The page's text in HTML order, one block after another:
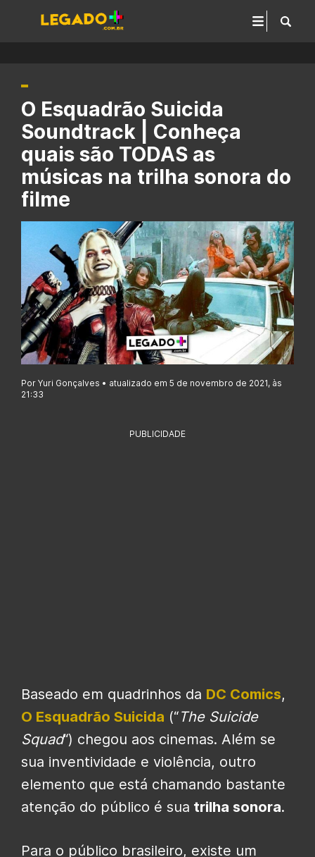
O Esquadrão Suicida
Soundtrack | Conheça
quais são TODAS as
músicas na trilha sonora do
filme
Por Yuri Gonçalves • atualizado em 5 de novembro de 2021, às
21:33
PUBLICIDADE
Baseado em quadrinhos da DC Comics,
O Esquadrão Suicida (“The Suicide
Squad“) chegou aos cinemas. Além se
sua inventividade e violência, outro
elemento que está chamando bastante
atenção do público é sua trilha sonora.
Para o público brasileiro, existe um